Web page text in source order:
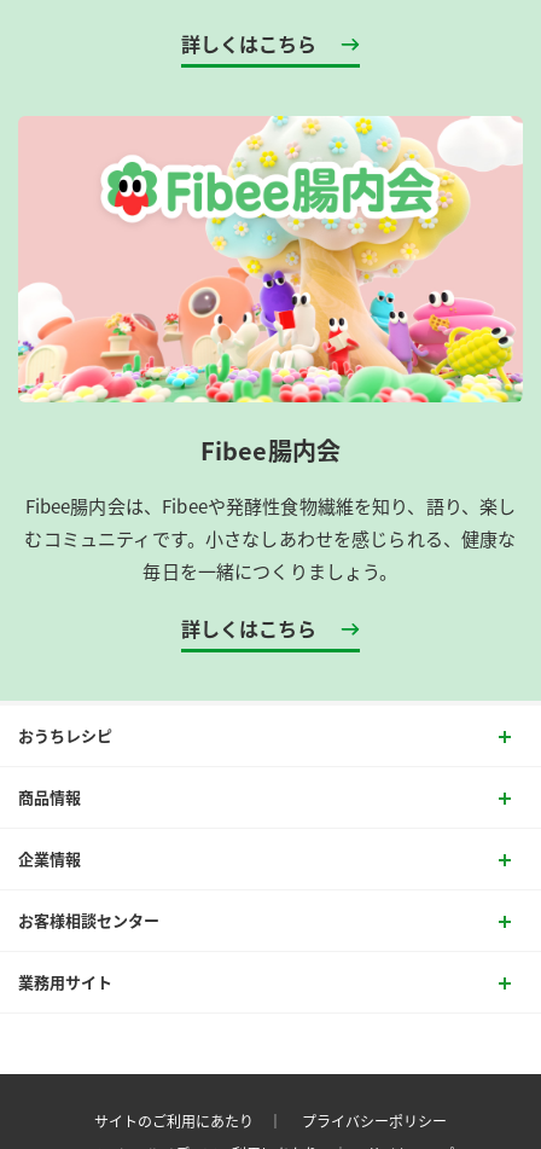
詳しくはこちら
Fibee腸内会
Fibee腸内会は、​Fibeeや発酵性食物繊維を知り、語り、楽し
むコミュニティです。​小さなしあわせを感じられる、健康な
毎日を一緒につくりましょう。
詳しくはこちら
おうちレシピ
商品情報
企業情報
お客様相談センター
業務用サイト
サイトのご利用にあたり ｜
プライバシーポリシー